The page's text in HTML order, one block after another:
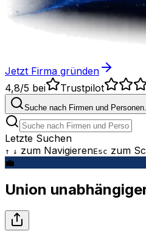
Jetzt Firma gründen
4,8/5 bei Trustpilot
Suche nach Firmen und
Letzte Suchen
↑ ↓ zum NavigierenEsc zum
💼
Union